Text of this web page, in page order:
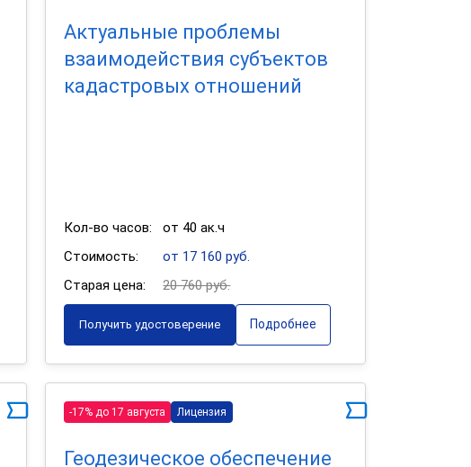
Актуальные проблемы
взаимодействия субъектов
кадастровых отношений
Кол-во часов:
от 40 ак.ч
Стоимость:
от 17 160 руб.
Старая цена:
20 760 руб.
Получить удостоверение Подробнее
-17% до 17 августа Лицензия
Геодезическое обеспечение